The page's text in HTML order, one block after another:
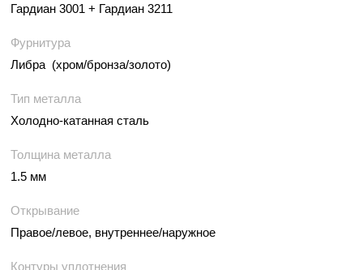
Гардиан 3001 + Гардиан 3211
Фурнитура
Либра (хром/бронза/золото)
Тип металла
Холодно-катанная сталь
Толщина металла
1.5 мм
Открывание
Правое/левое, внутреннее/наружное
Контуры уплотнения